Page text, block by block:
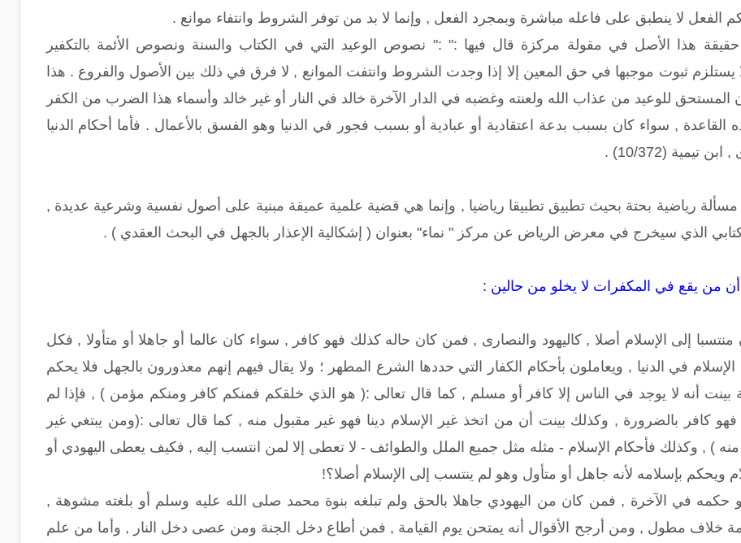
الفعل لا ينطبق على فاعله مباشرة وبمجرد الفعل , وإنما لا بد من توفر الشروط وانتفاء موانع .
هذا الأصل في مقولة مركزة قال فيها :" :" نصوص الوعيد التي في الكتاب والسنة ونصوص الأئمة بالتكفير
يستلزم ثبوت موجبها في حق المعين إلا إذا وجدت الشروط وانتفت الموانع , لا فرق في ذلك بين الأصول والفروع . هذا
للوعيد من عذاب الله ولعنته وغضبه في الدار الآخرة خالد في النار أو غير خالد وأسماء هذا الضرب من الكفر
, سواء كان بسبب بدعة اعتقادية أو عبادية أو بسبب فجور في الدنيا وهو الفسق بالأعمال . فأما أحكام الدنيا
تيمية (10/372) .
رياضية بحتة بحيث تطبيق تطبيقا رياضيا , وإنما هي قضية علمية عميقة مبنية على أصول نفسية وشرعية عديدة ,
الذي سيخرج في معرض الرياض عن مركز " نماء" بعنوان ( إشكالية الإعذار بالجهل في البحث العقدي ) .
أن من يقع في المكفرات لا يخلو من حالين :
منتسبا إلى الإسلام أصلا , كاليهود والنصارى , فمن كان حاله كذلك فهو كافر , سواء كان عالما أو جاهلا أو متأولا , فكل
في الدنيا , ويعاملون بأحكام الكفار التي حددها الشرع المطهر ؛ ولا يقال فيهم إنهم معذورون بالجهل فلا يحكم
بينت أنه لا يوجد في الناس إلا كافر أو مسلم , كما قال تعالى :( هو الذي خلقكم فمنكم كافر ومنكم مؤمن ) , فإذا لم
كافر بالضرورة , وكذلك بينت أن من اتخذ غير الإسلام دينا فهو غير مقبول منه , كما قال تعالى :(ومن يبتغي غير
منه ) , وكذلك فأحكام الإسلام - مثله مثل جميع الملل والطوائف - لا تعطى إلا لمن انتسب إليه , فكيف يعطى اليهودي أو
ويحكم بإسلامه لأنه جاهل أو متأول وهو لم ينتسب إلى الإسلام أصلا؟!
حكمه في الآخرة , فمن كان من اليهودي جاهلا بالحق ولم تبلغه بنوة محمد صلى الله عليه وسلم أو بلغته مشوهة ,
خلاف مطول , ومن أرجح الأقوال أنه يمتحن يوم القيامة , فمن أطاع دخل الجنة ومن عصى دخل النار , وأما من علم